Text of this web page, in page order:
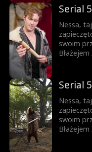
Dopiero
pojawia
prawdę –
Serial
Nessa,
swoim
Dopiero
pojawia
prawdę –
Serial
Nessa,
swoim